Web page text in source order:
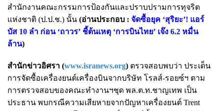
สำนักงานคณะกรรมการป้องกันและปราบปรามการทุจริต
แห่งชาติ (ป.ป.ช.) นั้น (อ่านประกอบ : จัดซื้อยุค ‘สุริยะ’! แอร์
บัส 10 ลำ ก่อน ‘ถาวร’ ชี้ต้นเหตุ ‘การบินไทย’ เจ๊ง 6.2 หมื่น
ล้าน)
สำนักข่าวอิศรา (www.isranews.org) ตรวจสอบพบว่า ประเด็น
การจัดซื้อเครื่องยนต์เครื่องบินจากบริษัท โรลส์-รอยซ์ฯ ตาม
การตรวจสอบของคณะทำงานฯชุด พล.ต.ท.ชาญเทพ เป็น
ประธาน พบกรณีความเสียหายจากปัญหาเครื่องยนต์ Trent